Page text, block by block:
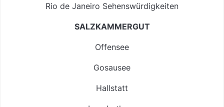
Rio de Janeiro Sehenswürdigkeiten
SALZKAMMERGUT
Offensee
Gosausee
Hallstatt